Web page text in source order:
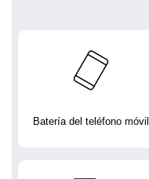
Batería del teléfono móvil